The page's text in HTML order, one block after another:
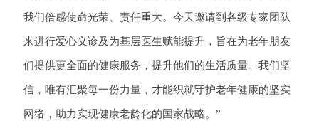
我们倍感使命光荣、责任重大。今天邀请到各级专家团队
来进行爱心义诊及为基层医生赋能提升，旨在为老年朋友
们提供更全面的健康服务，提升他们的生活质量。我们坚
信，唯有汇聚每一份力量，才能织就守护老年健康的坚实
网络，助力实现健康老龄化的国家战略。”